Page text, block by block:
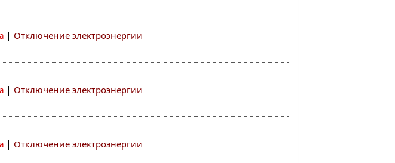
| Отключение электроэнергии
| Отключение электроэнергии
| Отключение электроэнергии